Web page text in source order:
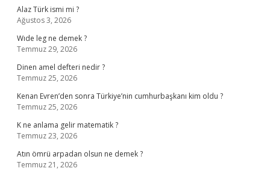
Alaz Türk ismi mi ?
Ağustos 3, 2026
Wıde leg ne demek ?
Temmuz 29, 2026
Dinen amel defteri nedir ?
Temmuz 25, 2026
Kenan Evren’den sonra Türkiye’nin cumhurbaşkanı kim oldu ?
Temmuz 25, 2026
K ne anlama gelir matematik ?
Temmuz 23, 2026
Atın ömrü arpadan olsun ne demek ?
Temmuz 21, 2026